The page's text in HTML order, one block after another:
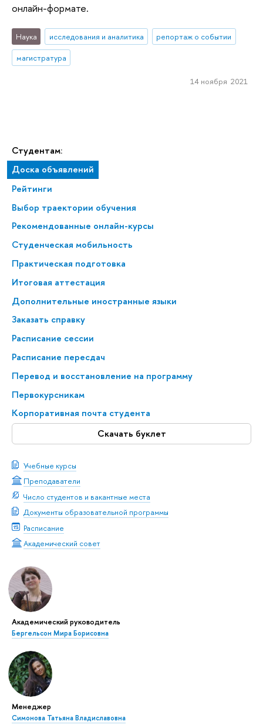
Студентам:
Доска объявлений
Рейтинги
Выбор траектории обучения
Рекомендованные онлайн-курсы
Студенческая мобильность
Практическая подготовка
Итоговая аттестация
Дополнительные иностранные языки
Заказать справку
Расписание сессии
Расписание пересдач
Перевод и восстановление на программу
Первокурсникам
Корпоративная почта студента
Скачать буклет
Учебные курсы
Преподаватели
Число студентов и вакантные места
Документы образовательной программы
Расписание
Академический совет
Академический руководитель
Бергельсон Мира Борисовна
Менеджер
Симонова Татьяна Владиславовна
онлайн-формате.
Наука исследования и аналитика
репортаж о событии
магистратура
14 ноября 2021